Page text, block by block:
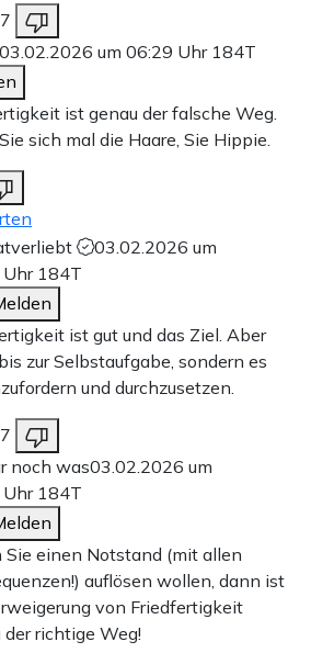
7
03.02.2026 um 06:29 Uhr 184T
ist genau der falsche Weg.
sich mal die Haare, Sie Hippie.
03.02.2026 um
184T
ist gut und das Ziel. Aber
zur Selbstaufgabe, sondern es
und durchzusetzen.
7
noch was03.02.2026 um
Uhr 184T
Sie einen Notstand (mit allen
auflösen wollen, dann ist
von Friedfertigkeit
der richtige Weg!